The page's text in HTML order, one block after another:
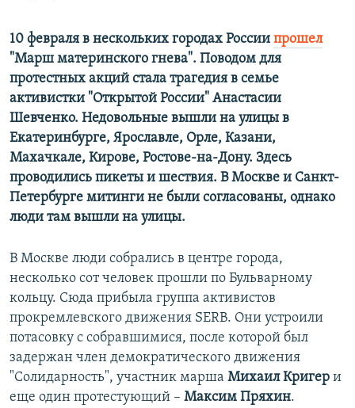
10 февраля в нескольких городах России прошел
"Марш материнского гнева". Поводом для
протестных акций стала трагедия в семье
активистки "Открытой России" Анастасии
Шевченко. Недовольные вышли на улицы в
Екатеринбурге, Ярославле, Орле, Казани,
Махачкале, Кирове, Ростове-на-Дону. Здесь
проводились пикеты и шествия. В Москве и Санкт-
Петербурге митинги не были согласованы, однако
люди там вышли на улицы.
В Москве люди собрались в центре города,
несколько сот человек прошли по Бульварному
кольцу. Сюда прибыла группа активистов
прокремлевского движения SERB. Они устроили
потасовку с собравшимися, после которой был
задержан член демократического движения
"Солидарность", участник марша Михаил Кригер и
еще один протестующий – Максим Пряхин.